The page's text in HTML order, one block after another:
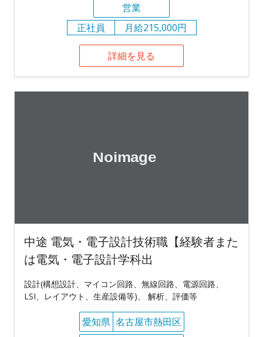
営業
正社員
月給215,000円
詳細を見る
中途 電気・電子設計技術職【経験者また
は電気・電子設計学科出
設計(構想設計、マイコン回路、無線回路、電源回路、
LSI、レイアウト、生産設備等)、 解析、評価等
愛知県 名古屋市熱田区